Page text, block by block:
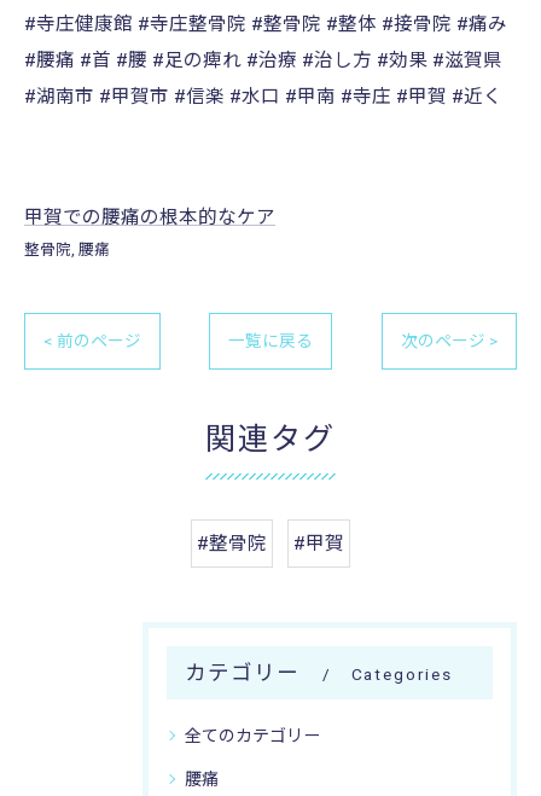
#寺庄健康館 #寺庄整骨院 #整骨院 #整体 #接骨院 #痛み
#腰痛 #首 #腰 #足の痺れ #治療 #治し方 #効果 #滋賀県
#湖南市 #甲賀市 #信楽 #水口 #甲南 #寺庄 #甲賀 #近く
甲賀での腰痛の根本的なケア
整骨院 腰痛
< 前のページ 一覧に戻る 次のページ >
関連タグ
#整骨院 #甲賀
カテゴリー Categories
全てのカテゴリー
腰痛